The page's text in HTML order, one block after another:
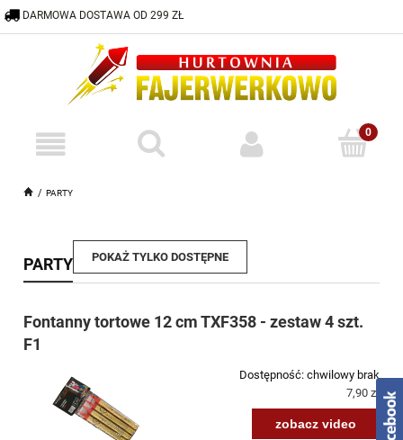
PARTY
DARMOWA DOSTAWA OD 299 ZŁ
HURTOWNIA@FAJERWERKOWO.PL
PARTY POKAŻ TYLKO DOSTĘPNE
Fontanny tortowe 12 cm TXF358 - zestaw 4 szt.
F1
Dostępność: chwilowy brak
7,90 zł
zobacz video